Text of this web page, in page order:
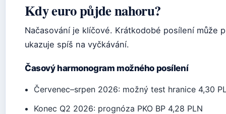
Kdy euro půjde nahoru?
Načasování je klíčové. Krátkodobé posílení může
ukazuje spíš na vyčkávání.
Časový harmonogram možného posílení
Červenec–srpen 2026: možný test hranice 4,30
Konec Q2 2026: prognóza PKO BP 4,28 PLN